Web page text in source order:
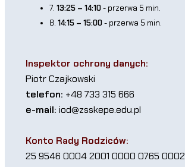
7. 13:25 – 14:10- przerwa 5 min.
8. 14:15 – 15:00- przerwa 5 min.
Inspektor ochrony danych:
Piotr Czajkowski
telefon: +48 733 315 666
e-mail: iod@zsskepe.edu.pl
Konto Rady Rodziców:
25 9546 0004 2001 0000 0765 0002